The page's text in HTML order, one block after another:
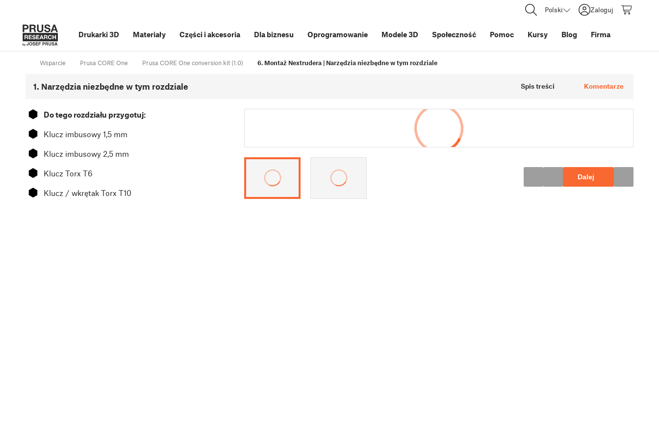
Polski Zaloguj
Drukarki 3D Materiały Części i akcesoria Dla biznesu Oprogramowanie Modele 3D Społeczność Pomoc Kursy Blog Firma
Wsparcie Prusa CORE One Prusa CORE One conversion kit (1.0) 6. Montaż Nextrudera | Narzędzia niezbędne w tym rozdziale
1. Narzędzia niezbędne w tym rozdziale Spis treści Komentarze
⬢ Do tego rozdziału przygotuj:
⬢ Klucz imbusowy 1,5 mm
⬢ Klucz imbusowy 2,5 mm
⬢ Klucz Torx T6
⬢ Klucz / wkrętak Torx T10
Dalej